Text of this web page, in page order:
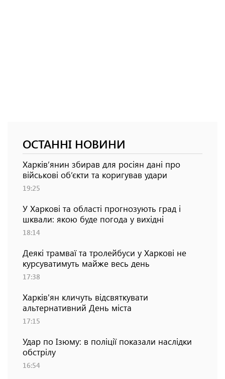
ОСТАННІ НОВИНИ
Харків’янин збирав для росіян дані про
військові об’єкти та коригував удари
19:25
У Харкові та області прогнозують град і
шквали: якою буде погода у вихідні
18:14
Деякі трамваї та тролейбуси у Харкові не
курсуватимуть майже весь день
17:38
Харків'ян кличуть відсвяткувати
альтернативний День міста
17:15
Удар по Ізюму: в поліції показали наслідки
обстрілу
16:54